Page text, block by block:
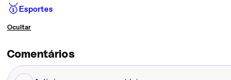
🥇Esportes
Ocultar
Comentários